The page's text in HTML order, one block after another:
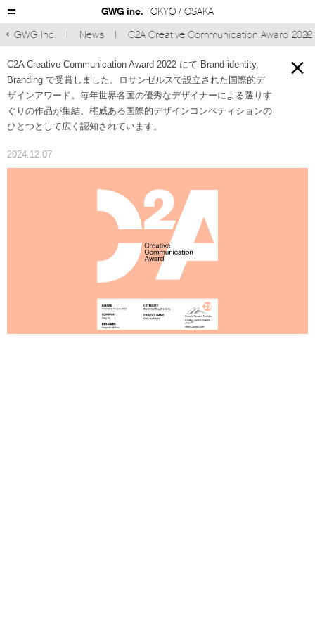
GWG inc. TOKYO / OSAKA
GWG Inc.
News C2A Creative Communication Award 2022
C2A Creative Communication Award 2022 にて Brand identity,
Branding で受賞しました。ロサンゼルスで設立された国際的デ
ザインアワード。毎年世界各国の優秀なデザイナーによる選りす
ぐりの作品が集結。権威ある国際的デザインコンペティションの
ひとつとして広く認知されています。
2024.12.07

 